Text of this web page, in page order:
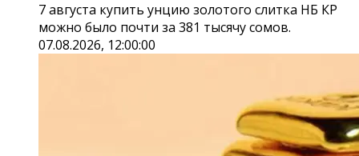
7 августа купить унцию золотого слитка НБ КР
можно было почти за 381 тысячу сомов.
07.08.2026, 12:00:00